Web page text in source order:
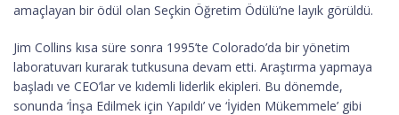
amaçlayan bir ödül olan Seçkin Öğretim Ödülü’ne layık görüldü.
Jim Collins kısa süre sonra 1995’te Colorado’da bir yönetim
laboratuvarı kurarak tutkusuna devam etti. Araştırma yapmaya
başladı ve CEO’lar ve kıdemli liderlik ekipleri. Bu dönemde,
sonunda ‘İnşa Edilmek için Yapıldı’ ve ‘İyiden Mükemmele’ gibi